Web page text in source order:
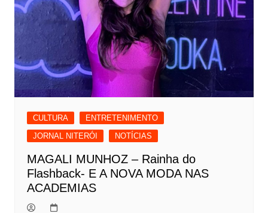
CULTURA
ENTRETENIMENTO
JORNAL NITERÓI
NOTÍCIAS
MAGALI MUNHOZ – Rainha do
Flashback- E A NOVA MODA NAS
ACADEMIAS